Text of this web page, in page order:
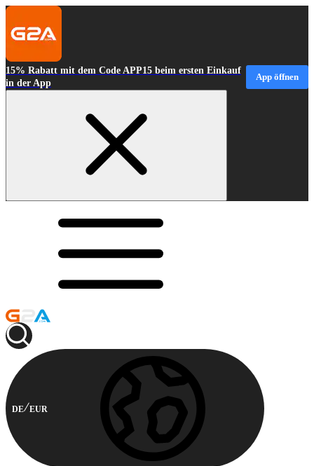
15% Rabatt mit dem Code APP15 beim ersten Einkauf
in der App
App öffnen
DE EUR